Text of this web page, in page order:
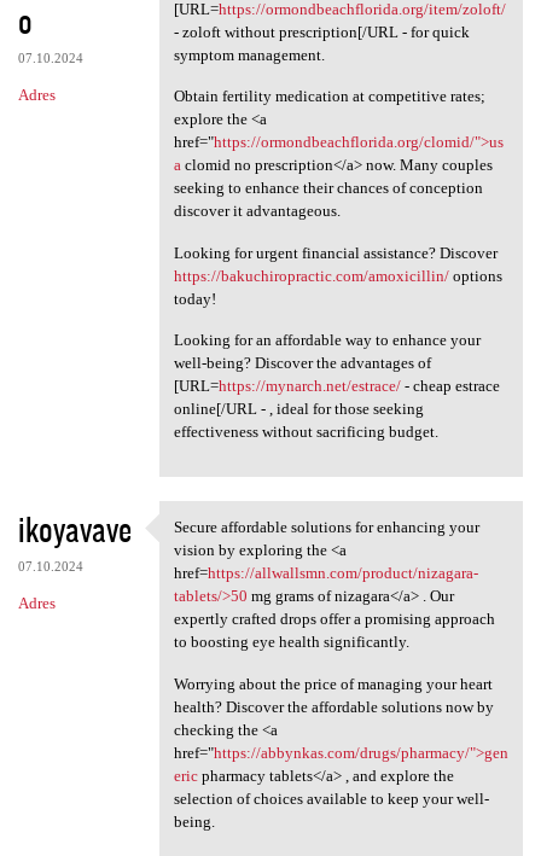
o
07.10.2024
Adres
[URL=https://ormondbeachflorida.org/item/zoloft/
- zoloft without prescription[/URL - for quick
symptom management.
Obtain fertility medication at competitive rates;
explore the <a
href="https://ormondbeachflorida.org/clomid/">us
aclomid no prescription</a> now. Many couples
seeking to enhance their chances of conception
discover it advantageous.
Looking for urgent financial assistance? Discover
https://bakuchiropractic.com/amoxicillin/options
today!
Looking for an affordable way to enhance your
well-being? Discover the advantages of
[URL=https://mynarch.net/estrace/- cheap estrace
online[/URL - , ideal for those seeking
effectiveness without sacrificing budget.
ikoyavave
07.10.2024
Adres
Secure affordable solutions
Secure affordable solutions for enhancing your
vision by exploring the <a
href=https://allwallsmn.com/product/nizagara-
tablets/>50 mg grams of nizagara</a> . Our
expertly crafted drops offer a promising approach
to boosting eye health significantly.
Worrying about the price of managing your heart
health? Discover the affordable solutions now by
checking the <a
href="https://abbynkas.com/drugs/pharmacy/">gen
ericpharmacy tablets</a> , and explore the
selection of choices available to keep your well-
being.